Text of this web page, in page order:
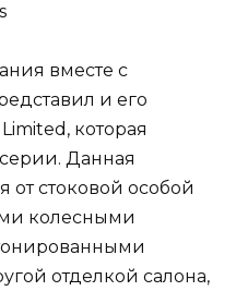
вместе с
и его
которая
Данная
от стоковой особой
колесными
отделкой салона,